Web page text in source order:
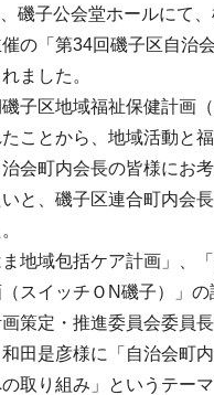
磯子公会堂ホールにて
の「第34回磯子区自治
ました。
子区地域福祉保健計画
ことから、地域活動と
会町内会長の皆様にお
と、磯子区連合町内会
地域包括ケア計画」、
スイッチＯN磯子）」
策定・推進委員会委員
田是彦様に「自治会町
取り組み」というテー